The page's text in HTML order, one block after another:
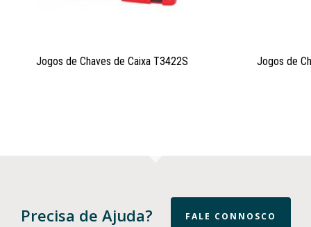
Jogos de Chaves de Caixa T3422S Jogos de
Precisa de Ajuda? FALE CONNOSCO